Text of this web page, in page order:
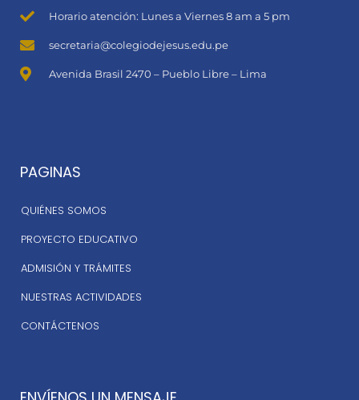
Horario atención: Lunes a Viernes 8 am a 5 pm
secretaria@colegiodejesus.edu.pe
Avenida Brasil 2470 – Pueblo Libre – Lima
PAGINAS
QUIÉNES SOMOS
PROYECTO EDUCATIVO
ADMISIÓN Y TRÁMITES
NUESTRAS ACTIVIDADES
CONTÁCTENOS